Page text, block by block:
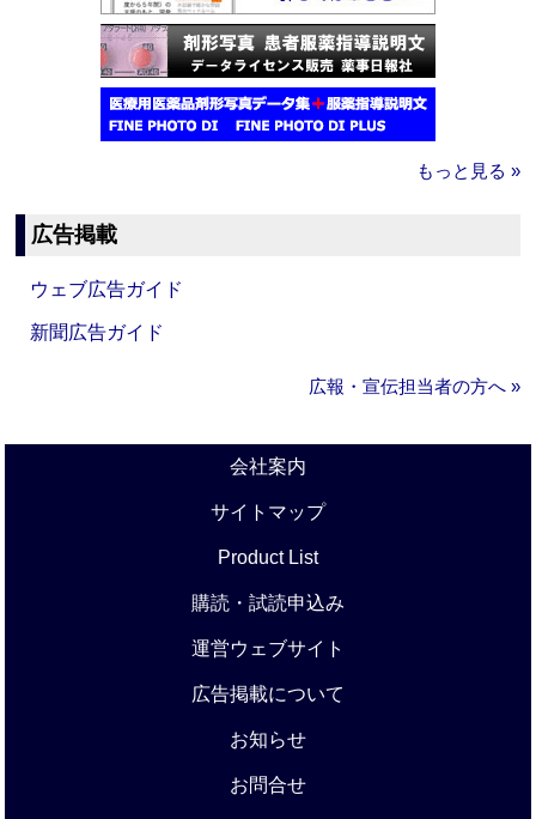
もっと見る »
広告掲載
ウェブ広告ガイド
新聞広告ガイド
広報・宣伝担当者の方へ »
会社案内
サイトマップ
Product List
購読・試読申込み
運営ウェブサイト
広告掲載について
お知らせ
お問合せ